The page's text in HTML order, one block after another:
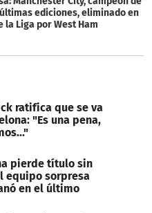
ediciones, eliminado en
la Liga por West Ham
ratifica que se va
"Es una pena,
pierde título sin
equipo sorpresa
en el último